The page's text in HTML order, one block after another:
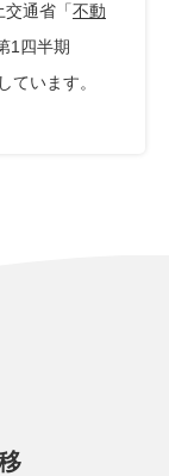
通省「不動
1四半期
ています。